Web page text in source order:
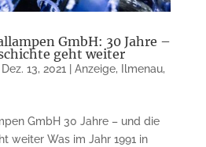
GmbH: 30 Jahre –
geht weiter
Dez. 13, 2021| Anzeige, Ilmenau,
GmbH 30 Jahre – und die
weiter Was im Jahr 1991 in